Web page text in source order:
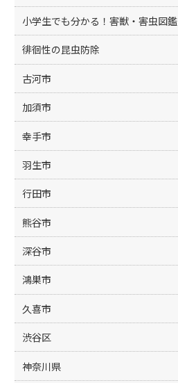
小学生でも分かる！害獣・害虫図鑑
徘徊性の昆虫防除
古河市
加須市
幸手市
羽生市
行田市
熊谷市
深谷市
鴻巣市
久喜市
渋谷区
神奈川県